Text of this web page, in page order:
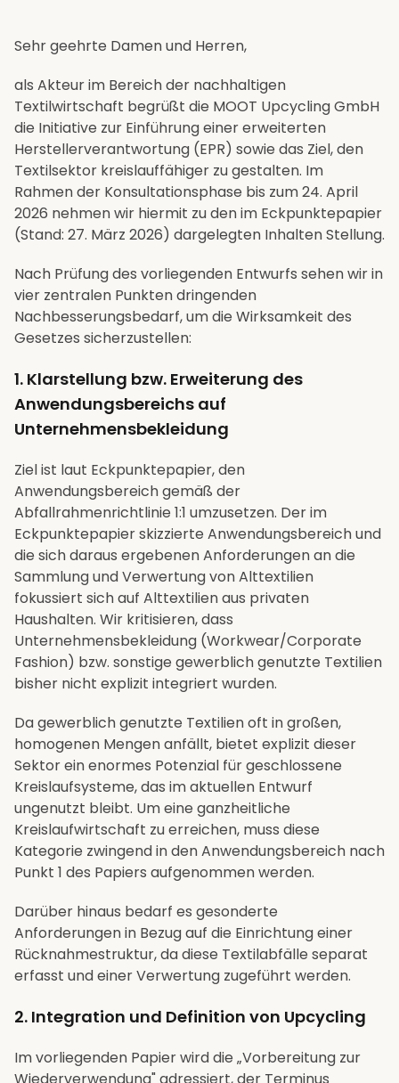
Sehr geehrte Damen und Herren,
als Akteur im Bereich der nachhaltigen
Textilwirtschaft begrüßt die MOOT Upcycling GmbH
die Initiative zur Einführung einer erweiterten
Herstellerverantwortung (EPR) sowie das Ziel, den
Textilsektor kreislauffähiger zu gestalten. Im
Rahmen der Konsultationsphase bis zum 24. April
2026 nehmen wir hiermit zu den im Eckpunktepapier
(Stand: 27. März 2026) dargelegten Inhalten Stellung.
Nach Prüfung des vorliegenden Entwurfs sehen wir in
vier zentralen Punkten dringenden
Nachbesserungsbedarf, um die Wirksamkeit des
Gesetzes sicherzustellen:
1. Klarstellung bzw. Erweiterung des
Anwendungsbereichs auf
Unternehmensbekleidung
Ziel ist laut Eckpunktepapier, den
Anwendungsbereich gemäß der
Abfallrahmenrichtlinie 1:1 umzusetzen. Der im
Eckpunktepapier skizzierte Anwendungsbereich und
die sich daraus ergebenen Anforderungen an die
Sammlung und Verwertung von Alttextilien
fokussiert sich auf Alttextilien aus privaten
Haushalten. Wir kritisieren, dass
Unternehmensbekleidung (Workwear/Corporate
Fashion) bzw. sonstige gewerblich genutzte Textilien
bisher nicht explizit integriert wurden.
Da gewerblich genutzte Textilien oft in großen,
homogenen Mengen anfällt, bietet explizit dieser
Sektor ein enormes Potenzial für geschlossene
Kreislaufsysteme, das im aktuellen Entwurf
ungenutzt bleibt. Um eine ganzheitliche
Kreislaufwirtschaft zu erreichen, muss diese
Kategorie zwingend in den Anwendungsbereich nach
Punkt 1 des Papiers aufgenommen werden.
Darüber hinaus bedarf es gesonderte
Anforderungen in Bezug auf die Einrichtung einer
Rücknahmestruktur, da diese Textilabfälle separat
erfasst und einer Verwertung zugeführt werden.
2. Integration und Definition von Upcycling
Im vorliegenden Papier wird die „Vorbereitung zur